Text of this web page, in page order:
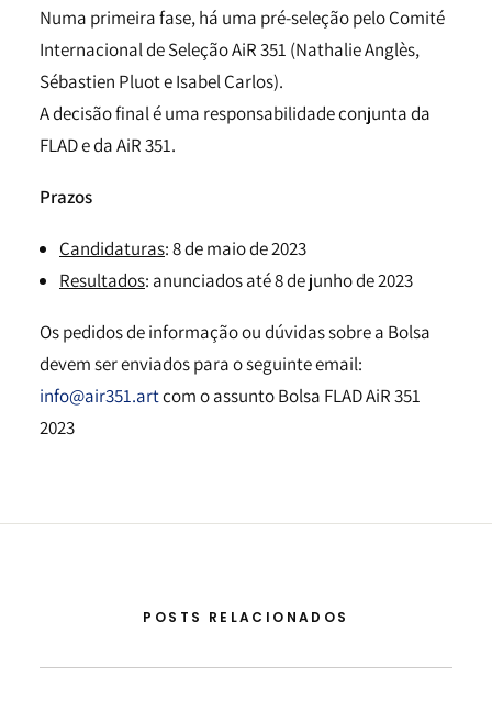
Numa primeira fase, há uma pré-seleção pelo Comité
Internacional de Seleção AiR 351 (Nathalie Anglès,
Sébastien Pluot e Isabel Carlos).
A decisão final é uma responsabilidade conjunta da
FLAD e da AiR 351.
Prazos
Candidaturas: 8 de maio de 2023
Resultados: anunciados até 8 de junho de 2023
Os pedidos de informação ou dúvidas sobre a Bolsa
devem ser enviados para o seguinte email:
info@air351.artcom o assunto Bolsa FLAD AiR 351
2023
POSTS RELACIONADOS